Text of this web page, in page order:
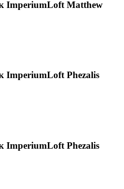
ImperiumLoft Matthew
ImperiumLoft Phezalis
ImperiumLoft Phezalis